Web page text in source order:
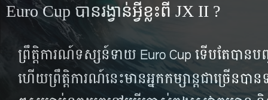
Euro Cup បាន​រង្វាន់​អ្វី​ខ្លះ​ពី JX II ?
ព្រឹត្តិការណ៍​ទស្សន៍ទាយ​ Euro Cup ទើប​តែ​បាន​
ហើយ​ព្រឹត្តិការណ៍​នេះ​មាន​អ្នក​កម្សាន្ត​ជា​ច្រើន​បា